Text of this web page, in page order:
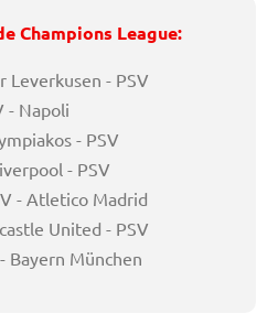
Champions League:
Leverkusen - PSV
- Napoli
- PSV
- PSV
- Atletico Madrid
United - PSV
Bayern München